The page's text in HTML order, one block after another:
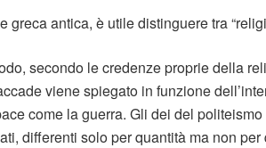
greca antica, è utile distinguere tra
secondo le credenze proprie della
viene spiegato in funzione
come la guerra. Gli dei del
differenti solo per quantità ma non